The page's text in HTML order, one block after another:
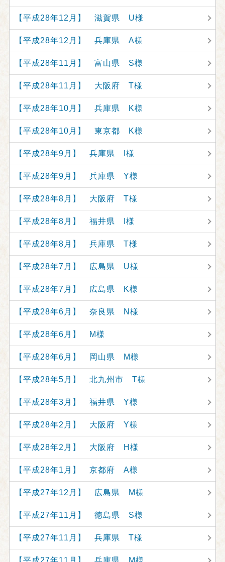
【平成28年12月】 滋賀県 U様
【平成28年12月】 兵庫県 A様
【平成28年11月】 富山県 S様
【平成28年11月】 大阪府 T様
【平成28年10月】 兵庫県 K様
【平成28年10月】 東京都 K様
【平成28年9月】 兵庫県 I様
【平成28年9月】 兵庫県 Y様
【平成28年8月】 大阪府 T様
【平成28年8月】 福井県 I様
【平成28年8月】 兵庫県 T様
【平成28年7月】 広島県 U様
【平成28年7月】 広島県 K様
【平成28年6月】 奈良県 N様
【平成28年6月】 M様
【平成28年6月】 岡山県 M様
【平成28年5月】 北九州市 T様
【平成28年3月】 福井県 Y様
【平成28年2月】 大阪府 Y様
【平成28年2月】 大阪府 H様
【平成28年1月】 京都府 A様
【平成27年12月】 広島県 M様
【平成27年11月】 徳島県 S様
【平成27年11月】 兵庫県 T様
【平成27年11月】 兵庫県 M様